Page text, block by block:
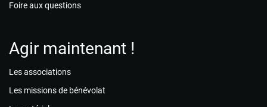
Foire aux questions
Agir maintenant !
Les associations
Les missions de bénévolat